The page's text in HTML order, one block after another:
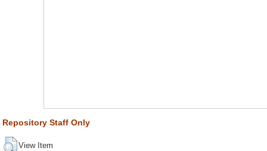
Repository Staff Only
View Item